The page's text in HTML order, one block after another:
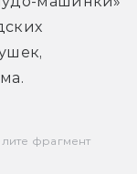
фрагмент